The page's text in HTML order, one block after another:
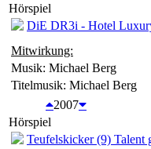
Hörspiel
DiE DR3i - Hotel
Mitwirkung:
Musik: Michael Berg
Titelmusik: Michael Berg
2007
Hörspiel
Teufelskicker (9) Talent